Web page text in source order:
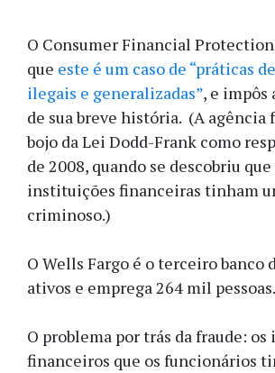
O Consumer Financial
que este é um caso de “práticas
ilegais e generalizadas”, e
de sua breve história. (A agência
bojo da Lei Dodd-Frank como
de 2008, quando se descobriu
instituições financeiras tinham
criminoso.)
O Wells Fargo é o terceiro banco
ativos e emprega 264 mil pessoas.
O problema por trás da fraude:
financeiros que os funcionários